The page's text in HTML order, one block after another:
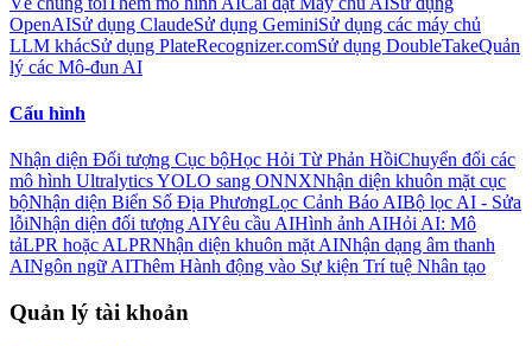
OpenAISử dụng ClaudeSử dụng GeminiSử dụng các máy chủ
LLM khácSử dụng PlateRecognizer.comSử dụng DoubleTakeQuản
lý các Mô-đun AI
Cấu hình
Nhận diện Đối tượng Cục bộHọc Hỏi Từ Phản HồiChuyển đổi các
mô hình Ultralytics YOLO sang ONNXNhận diện khuôn mặt cục
bộNhận diện Biển Số Địa PhươngLọc Cảnh Báo AIBộ lọc AI - Sửa
lỗiNhận diện đối tượng AIYêu cầu AIHình ảnh AIHỏi AI: Mô
tảLPR hoặc ALPRNhận diện khuôn mặt AINhận dạng âm thanh
AINgôn ngữ AIThêm Hành động vào Sự kiện Trí tuệ Nhân tạo
Quản lý tài khoản